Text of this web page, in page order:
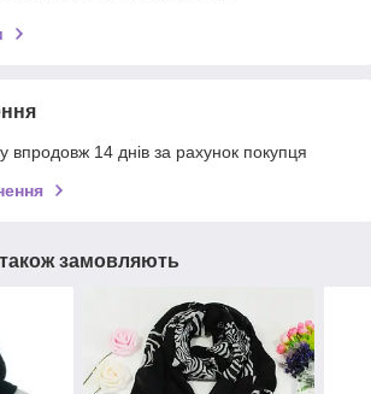
впродовж 14 днів за рахунок покупця
замовляють